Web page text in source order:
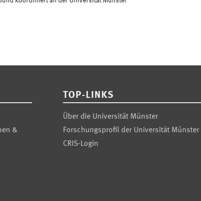
&
TOP-LINKS
Über die Universität Münster
Forschungsprofil der Universität Münster
CRIS-Login